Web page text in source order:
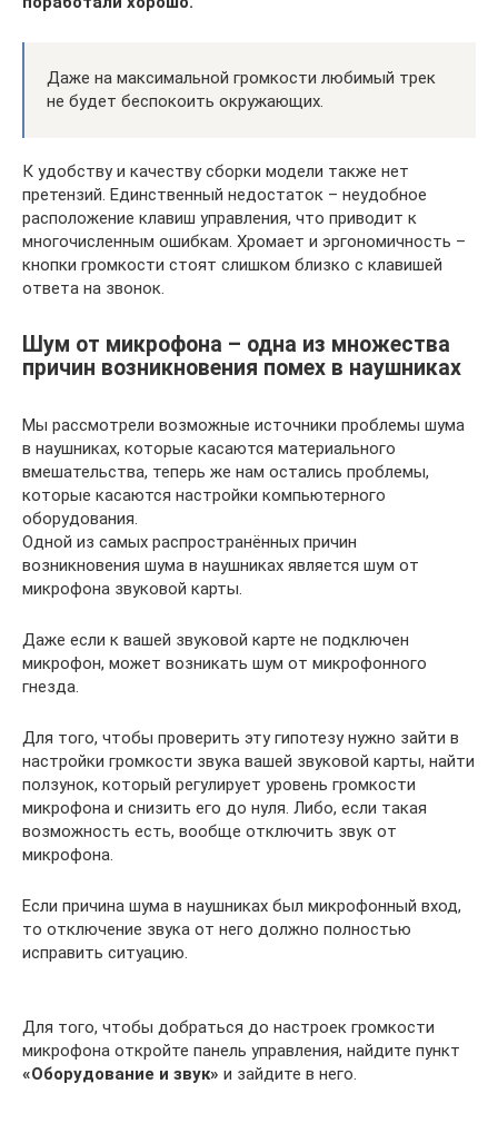
Даже на максимальной громкости любимый трек
не будет беспокоить окружающих.
К удобству и качеству сборки модели также нет
претензий. Единственный недостаток – неудобное
расположение клавиш управления, что приводит к
многочисленным ошибкам. Хромает и эргономичность –
кнопки громкости стоят слишком близко с клавишей
ответа на звонок.
Шум от микрофона – одна из множества
причин возникновения помех в наушниках
Мы рассмотрели возможные источники проблемы шума
в наушниках, которые касаются материального
вмешательства, теперь же нам остались проблемы,
которые касаются настройки компьютерного
оборудования.
Одной из самых распространённых причин
возникновения шума в наушниках является шум от
микрофона звуковой карты.
Даже если к вашей звуковой карте не подключен
микрофон, может возникать шум от микрофонного
гнезда.
Для того, чтобы проверить эту гипотезу нужно зайти в
настройки громкости звука вашей звуковой карты, найти
ползунок, который регулирует уровень громкости
микрофона и снизить его до нуля. Либо, если такая
возможность есть, вообще отключить звук от
микрофона.
Если причина шума в наушниках был микрофонный вход,
то отключение звука от него должно полностью
исправить ситуацию.
Для того, чтобы добраться до настроек громкости
микрофона откройте панель управления, найдите пункт
«Оборудование и звук» и зайдите в него.